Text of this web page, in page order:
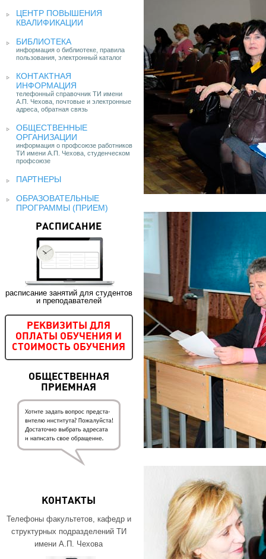
ЦЕНТР ПОВЫШЕНИЯ
КВАЛИФИКАЦИИ
БИБЛИОТЕКА
информация о библиотеке, правила
пользования, электронный каталог
КОНТАКТНАЯ
ИНФОРМАЦИЯ
телефонный справочник ТИ имени
А.П. Чехова, почтовые и электронные
адреса, обратная связь
ОБЩЕСТВЕННЫЕ
ОРГАНИЗАЦИИ
информация о профсоюзе работников
ТИ имени А.П. Чехова, студенческом
профсоюзе
ПАРТНЕРЫ
ОБРАЗОВАТЕЛЬНЫЕ
ПРОГРАММЫ (ПРИЕМ)
РАСПИСАНИЕ
расписание занятий для студентов
и преподавателей
РЕКВИЗИТЫ ДЛЯ
ОПЛАТЫ ОБУЧЕНИЯ И
СТОИМОСТЬ ОБУЧЕНИЯ
ОБЩЕСТВЕННАЯ
ПРИЕМНАЯ
КОНТАКТЫ
Телефоны факультетов, кафедр и
структурных подразделений ТИ
имени А.П. Чехова